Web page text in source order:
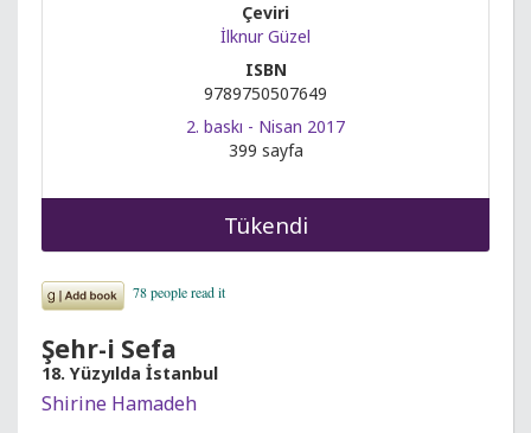
Çeviri
İlknur Güzel
ISBN
9789750507649
2. baskı - Nisan 2017
399 sayfa
Tükendi
Şehr-i Sefa
18. Yüzyılda İstanbul
Shirine Hamadeh